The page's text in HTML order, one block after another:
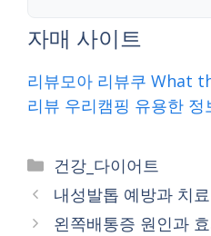
자매 사이트
리뷰모아 리뷰쿠 What
리뷰 우리캠핑 유용한 정
Categories
건강_다이어트
내성발톱 예방과 치
왼쪽배통증 원인과